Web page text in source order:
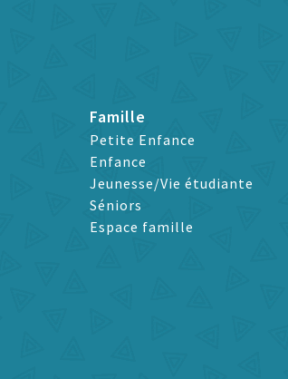
Famille
Petite Enfance
Enfance
Jeunesse/Vie étudiante
Séniors
Espace famille